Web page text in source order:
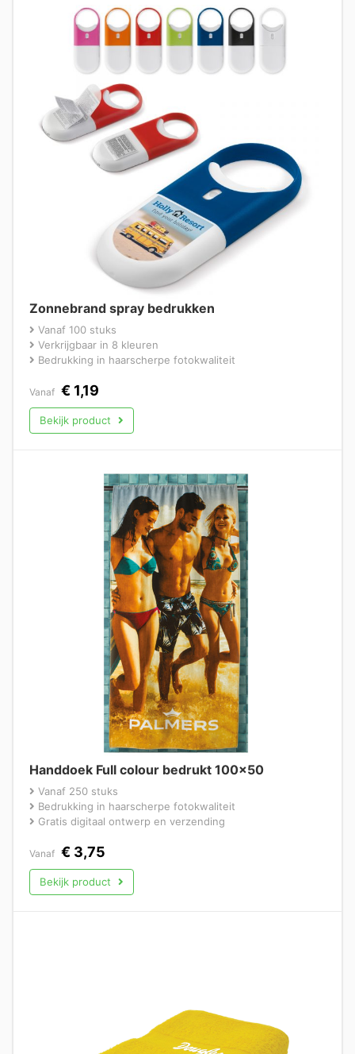
Zonnebrand spray bedrukken
Vanaf 100 stuks
Verkrijgbaar in 8 kleuren
Bedrukking in haarscherpe fotokwaliteit
Vanaf € 1,19
Bekijk product
Handdoek Full colour bedrukt 100×50
Vanaf 250 stuks
Bedrukking in haarscherpe fotokwaliteit
Gratis digitaal ontwerp en verzending
Vanaf € 3,75
Bekijk product